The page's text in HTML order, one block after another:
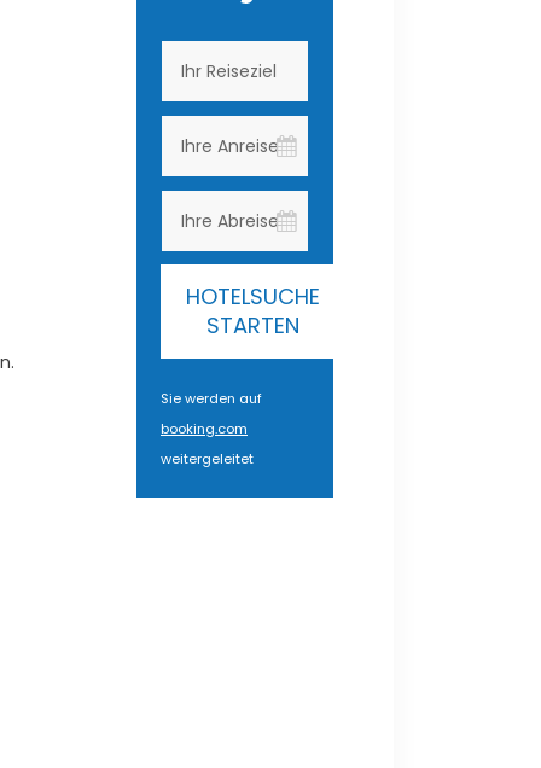
HOTELSUCHE
STARTEN
Sie werden auf
booking.com
weitergeleitet